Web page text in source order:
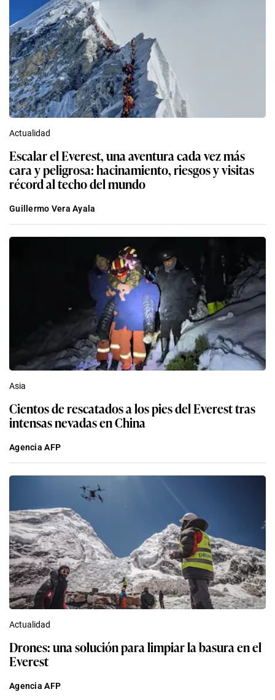
Actualidad
Escalar el Everest, una aventura cada vez más
cara y peligrosa: hacinamiento, riesgos y visitas
récord al techo del mundo
Guillermo Vera Ayala
Asia
Cientos de rescatados a los pies del Everest tras
intensas nevadas en China
Agencia AFP
Actualidad
Drones: una solución para limpiar la basura en el
Everest
Agencia AFP